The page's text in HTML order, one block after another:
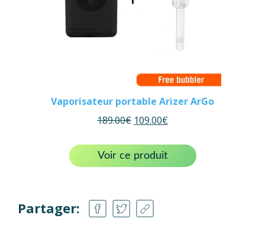
Vaporisateur portable Arizer ArGo
189.00€ 109.00€
Voir ce produit
Partager: